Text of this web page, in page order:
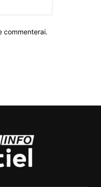
commenterai.